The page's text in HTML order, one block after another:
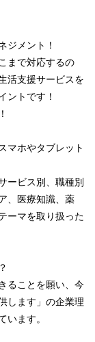
ジメント！
まで対応するの
活支援サービスを
ントです！
マホやタブレット
ービス別、職種別
、医療知識、薬
ーマを取り扱った
ることを願い、今
します」の企業理
います。